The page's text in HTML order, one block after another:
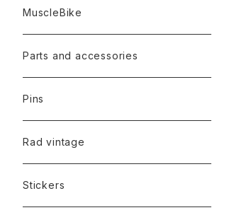
MuscleBike
Parts and accessories
Pins
Rad vintage
Stickers